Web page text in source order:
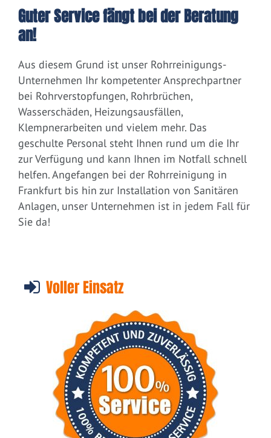
Guter Service fängt bei der Beratung
an!
Aus diesem Grund ist unser Rohrreinigungs-
Unternehmen Ihr kompetenter Ansprechpartner
bei Rohrverstopfungen, Rohrbrüchen,
Wasserschäden, Heizungsausfällen,
Klempnerarbeiten und vielem mehr. Das
geschulte Personal steht Ihnen rund um die Ihr
zur Verfügung und kann Ihnen im Notfall schnell
helfen. Angefangen bei der Rohrreinigung in
Frankfurt bis hin zur Installation von Sanitären
Anlagen, unser Unternehmen ist in jedem Fall für
Sie da!
Voller Einsatz